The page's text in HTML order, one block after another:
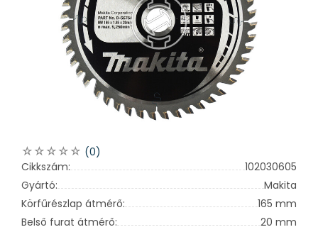
(0)
Cikkszám:
102030605
Gyártó:
Makita
Körfűrészlap átmérő:
165 mm
Belső furat átmérő:
20 mm